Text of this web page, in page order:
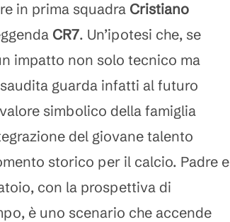
in prima squadra Cristiano
CR7. Un’ipotesi che, se
impatto non solo tecnico ma
guarda infatti al futuro
simbolico della famiglia
del giovane talento
storico per il calcio. Padre e
con la prospettiva di
è uno scenario che accende